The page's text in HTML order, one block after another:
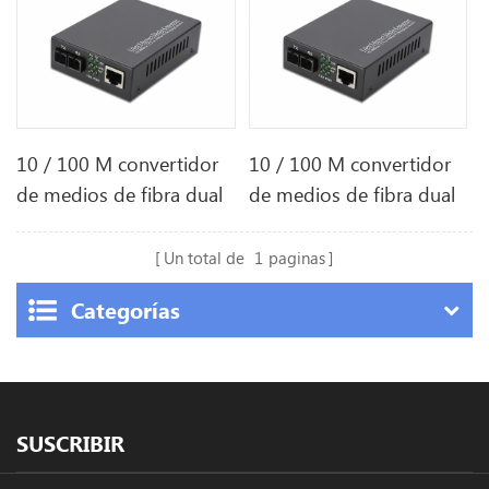
10 / 100 M convertidor
de medios de fibra dual
10 / 100 M convertidor
de medios de fibra dual
Un total de 1 paginas
Categorías
SUSCRIBIR